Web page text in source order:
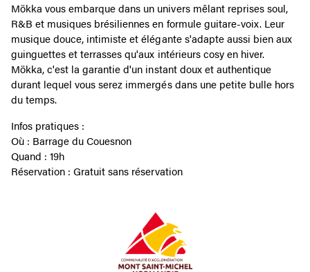
Mökka vous embarque dans un univers mêlant reprises soul,
R&B et musiques brésiliennes en formule guitare-voix. Leur
musique douce, intimiste et élégante s'adapte aussi bien aux
guinguettes et terrasses qu'aux intérieurs cosy en hiver.
Mökka, c'est la garantie d'un instant doux et authentique
durant lequel vous serez immergés dans une petite bulle hors
du temps.
Infos pratiques :
Où : Barrage du Couesnon
Quand : 19h
Réservation : Gratuit sans réservation